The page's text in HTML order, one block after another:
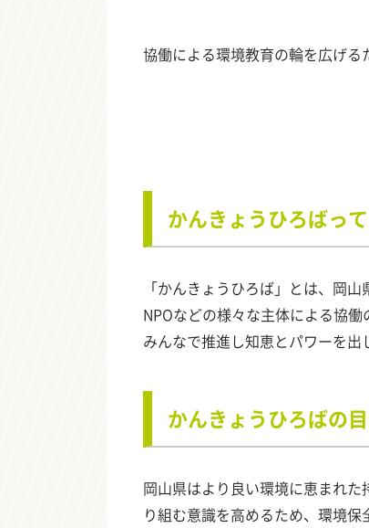
協働による環境教育の輪を広げる
かんきょうひろばっ
「かんきょうひろば」とは、岡
NPOなどの様々な主体による協
みんなで推進し知恵とパワーを出
かんきょうひろばの
岡山県はより良い環境に恵まれ
り組む意識を高めるため、環境